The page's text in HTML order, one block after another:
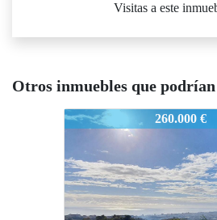
Visitas a este
Otros inmuebles que
260.000 €
2534-FB 264.000 €